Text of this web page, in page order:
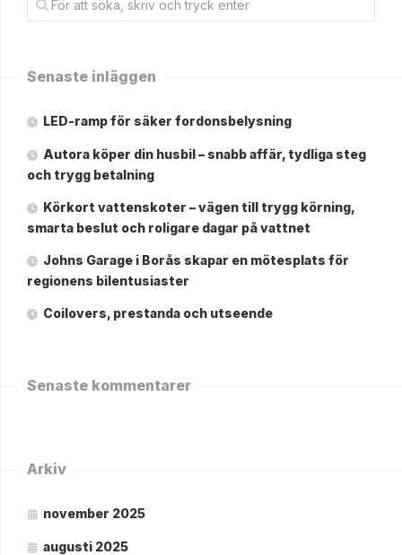
Senaste inläggen
LED-ramp för säker fordonsbelysning
Autora köper din husbil – snabb affär, tydliga steg
och trygg betalning
Körkort vattenskoter – vägen till trygg körning,
smarta beslut och roligare dagar på vattnet
Johns Garage i Borås skapar en mötesplats för
regionens bilentusiaster
Coilovers, prestanda och utseende
Senaste kommentarer
Arkiv
november 2025
augusti 2025